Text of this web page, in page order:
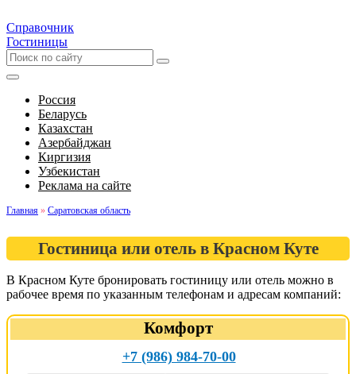
Справочник
Гостиницы
Россия
Беларусь
Казахстан
Азербайджан
Киргизия
Узбекистан
Реклама на сайте
Главная » Саратовская область
Гостиница или отель в Красном Куте
В Красном Куте бронировать гостиницу или отель можно в
рабочее время по указанным телефонам и адресам компаний:
Комфорт
+7 (986) 984-70-00